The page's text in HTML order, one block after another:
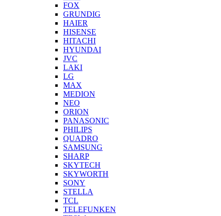
FOX
GRUNDIG
HAIER
HISENSE
HITACHI
HYUNDAI
JVC
LAKI
LG
MAX
MEDION
NEO
ORION
PANASONIC
PHILIPS
QUADRO
SAMSUNG
SHARP
SKYTECH
SKYWORTH
SONY
STELLA
TCL
TELEFUNKEN